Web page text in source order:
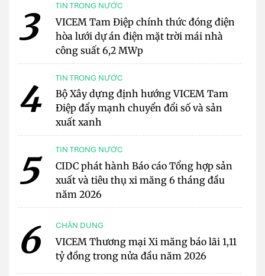
3 TIN TRONG NƯỚC
VICEM Tam Điệp chính thức đóng điện
hòa lưới dự án điện mặt trời mái nhà
công suất 6,2 MWp
4 TIN TRONG NƯỚC
Bộ Xây dựng định hướng VICEM Tam
Điệp đẩy mạnh chuyển đổi số và sản
xuất xanh
5 TIN TRONG NƯỚC
CIDC phát hành Báo cáo Tổng hợp sản
xuất và tiêu thụ xi măng 6 tháng đầu
năm 2026
6 CHÂN DUNG
VICEM Thương mại Xi măng báo lãi 1,11
tỷ đồng trong nửa đầu năm 2026